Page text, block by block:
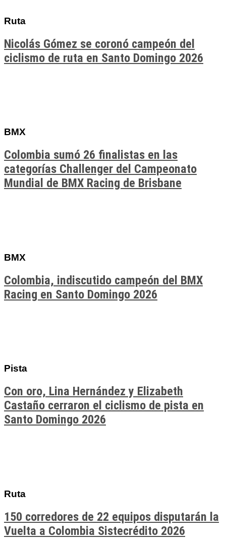
Ruta
Nicolás Gómez se coronó campeón del
ciclismo de ruta en Santo Domingo 2026
BMX
Colombia sumó 26 finalistas en las
categorías Challenger del Campeonato
Mundial de BMX Racing de Brisbane
BMX
Colombia, indiscutido campeón del BMX
Racing en Santo Domingo 2026
Pista
Con oro, Lina Hernández y Elizabeth
Castaño cerraron el ciclismo de pista en
Santo Domingo 2026
Ruta
150 corredores de 22 equipos disputarán la
Vuelta a Colombia Sistecrédito 2026